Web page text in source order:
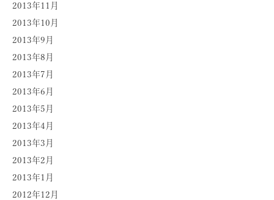
2013年11月
2013年10月
2013年9月
2013年8月
2013年7月
2013年6月
2013年5月
2013年4月
2013年3月
2013年2月
2013年1月
2012年12月